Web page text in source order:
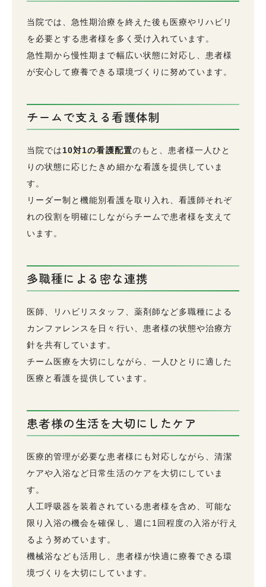
当院では、急性期治療を終えた後も医療やリハビリ
を必要とする患者様を多く受け入れています。
急性期から慢性期まで幅広い状態に対応し、患者様
が安心して療養できる環境づくりに努めています。
チームで支える看護体制
当院では10対1の看護配置のもと、患者様一人ひと
りの状態に応じたきめ細かな看護を提供していま
す。
リーダー制と機能別看護を取り入れ、看護師それぞ
れの役割を明確にしながらチームで患者様を支えて
います。
多職種による密な連携
医師、リハビリスタッフ、薬剤師など多職種による
カンファレンスを日々行い、患者様の状態や治療方
針を共有しています。
チーム医療を大切にしながら、一人ひとりに適した
医療と看護を提供しています。
患者様の生活を大切にしたケア
医療的管理が必要な患者様にも対応しながら、清潔
ケアや入浴など日常生活のケアを大切にしていま
す。
人工呼吸器を装着されている患者様を含め、可能な
限り入浴の機会を確保し、週に1回程度の入浴が行え
るよう努めています。
機械浴なども活用し、患者様が快適に療養できる環
境づくりを大切にしています。